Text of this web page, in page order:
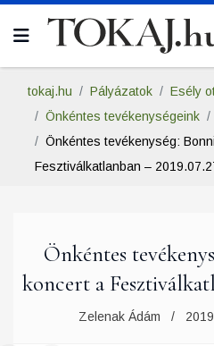
tokaj.hu Pályázatok
Esély
Önkéntes tevékenységeink
Önkéntes tevékenység:
Fesztiválkatlanban –
Önkéntes
koncert a
Zelenak Ádám 2019